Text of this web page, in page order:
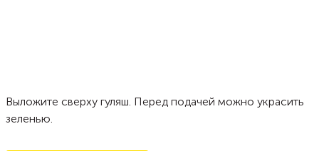
Выложите сверху гуляш. Перед подачей можно украсить
зеленью.